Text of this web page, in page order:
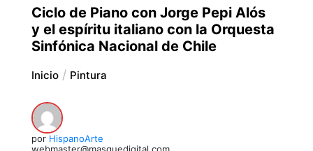
Ciclo de Piano con Jorge Pepi Alós
y el espíritu italiano con la Orquesta
Sinfónica Nacional de Chile
Inicio Pintura
por HispanoArte
webmaster@masquedigital.com